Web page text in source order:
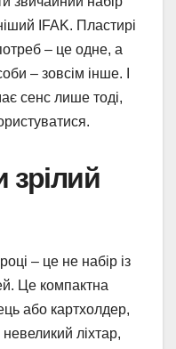
IFAK. Пластирі
– це одне, а
– зовсім інше. І
сенс лише тоді,
зрілий
– це не набір із
Це компактна
або картхолдер,
ліхтар,